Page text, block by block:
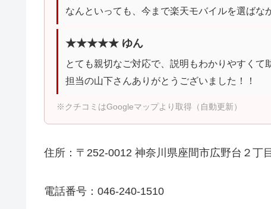
なんといっても、今まで楽天モバイルを選ばな
★★★★★ ゆん
とても親切なご対応で、説明もわかりやすくて
担当の山下さんありがとうございました！！
※クチコミはGoogleマップより取得（自動更新）
住所：〒252-0012 神奈川県座間市広野台２丁
電話番号：046-240-1510